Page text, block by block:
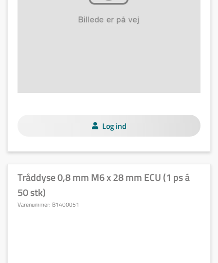
Log ind
Tråddyse 0,8 mm M6 x 28 mm ECU (1 ps á
50 stk)
Varenummer: B1400051